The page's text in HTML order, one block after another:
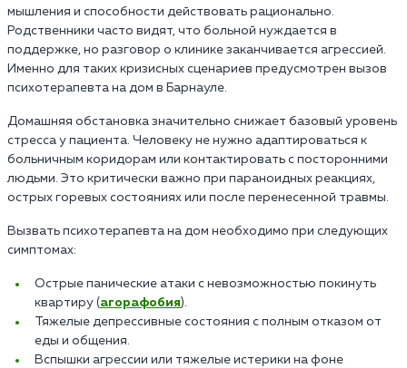
мышления и способности действовать рационально.
Родственники часто видят, что больной нуждается в
поддержке, но разговор о клинике заканчивается агрессией.
Именно для таких кризисных сценариев предусмотрен вызов
психотерапевта на дом в Барнауле.
Домашняя обстановка значительно снижает базовый уровень
стресса у пациента. Человеку не нужно адаптироваться к
больничным коридорам или контактировать с посторонними
людьми. Это критически важно при параноидных реакциях,
острых горевых состояниях или после перенесенной травмы.
Вызвать психотерапевта на дом необходимо при следующих
симптомах:
Острые панические атаки с невозможностью покинуть
квартиру (агорафобия).
Тяжелые депрессивные состояния с полным отказом от
еды и общения.
Вспышки агрессии или тяжелые истерики на фоне